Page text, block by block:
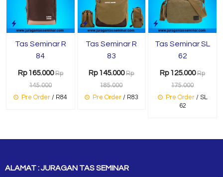
Tas Seminar R
84
Rp 165.000 Rp
145.000
Pre Order / R84
Tas Seminar R
83
Rp 145.000 Rp
185.000
Pre Order/ R83
Tas Seminar SL
62
Rp 125.000 Rp
175.000
Pre Order/ SL
62
ALAMAT : JURAGAN TAS SEMINAR